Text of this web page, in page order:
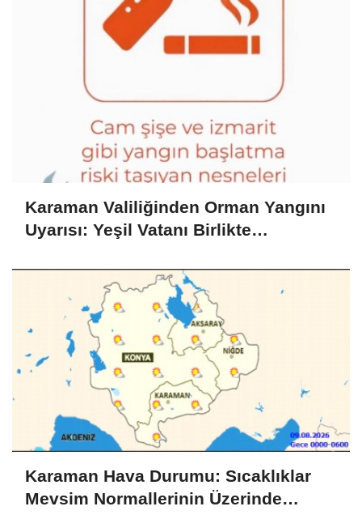
Karaman Valiliğinden Orman Yangını
Uyarısı: Yeşil Vatanı Birlikte
Karaman Hava Durumu: Sıcaklıklar
Mevsim Normallerinin Üzerinde